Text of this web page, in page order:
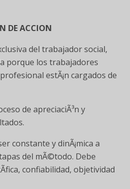
DE ACCION
del trabajador social,
porque los trabajadores
estÃ¡n cargados de
de apreciaciÃ³n y
constante y dinÃ¡mica a
del mÃ©todo. Debe
confiabilidad, objetividad